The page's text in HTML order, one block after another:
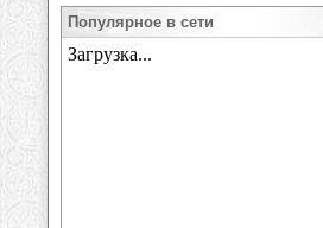
Популярное в сети